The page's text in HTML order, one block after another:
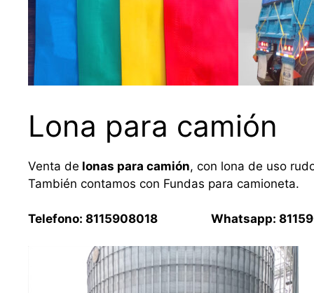
Lona para camión
Venta de lonas para camión, con lona de uso
También contamos con Fundas para camioneta.
Telefono: 8115908018 Whatsapp: